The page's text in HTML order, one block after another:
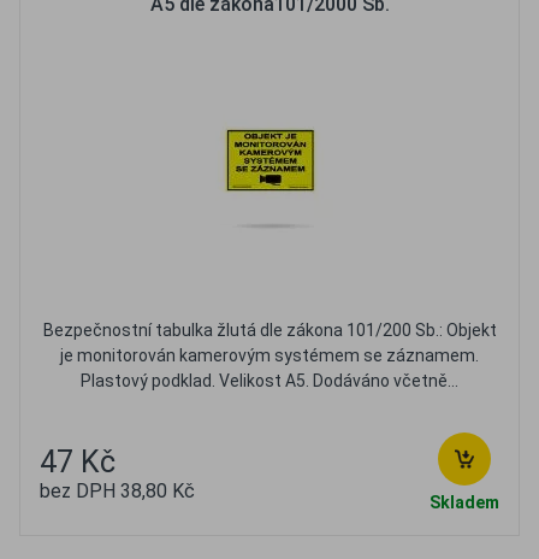
Bezpečnostní tabulka žlutá dle zákona 101/200 Sb.: Objekt
je monitorován kamerovým systémem se záznamem.
Plastový podklad. Velikost A5. Dodáváno včetně...
47 Kč
bez DPH 38,80 Kč Skladem